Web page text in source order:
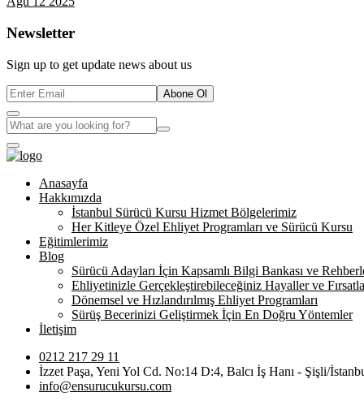
Newsletter
Sign up to get update news about us
Abone Ol
Anasayfa
Hakkımızda
İstanbul Sürücü Kursu Hizmet Bölgelerimiz
Her Kitleye Özel Ehliyet Programları ve Sürücü Kursu
Eğitimlerimiz
Blog
Sürücü Adayları İçin Kapsamlı Bilgi Bankası ve
Ehliyetinizle Gerçekleştirebileceğiniz Hayaller ve
Dönemsel ve Hızlandırılmış Ehliyet Programları
Sürüş Becerinizi Geliştirmek İçin En Doğru Yöntemler
İletişim
0212 217 29 11
İzzet Paşa, Yeni Yol Cd. No:14 D:4, Balcı İş Hanı - Şişli/
info@ensurucukursu.com